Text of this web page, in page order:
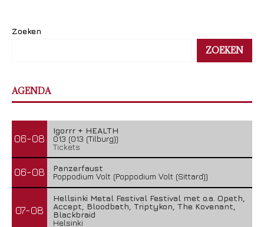
Zoeken
ZOEKEN
AGENDA
06-08
Igorrr + HEALTH
013 (013 (Tilburg))
Tickets
06-08
Panzerfaust
Poppodium Volt (Poppodium Volt (Sittard))
07-08
Hellsinki Metal Festival Festival met o.a. Opeth,
Accept, Bloodbath, Triptykon, The Kovenant,
Blackbraid
Helsinki